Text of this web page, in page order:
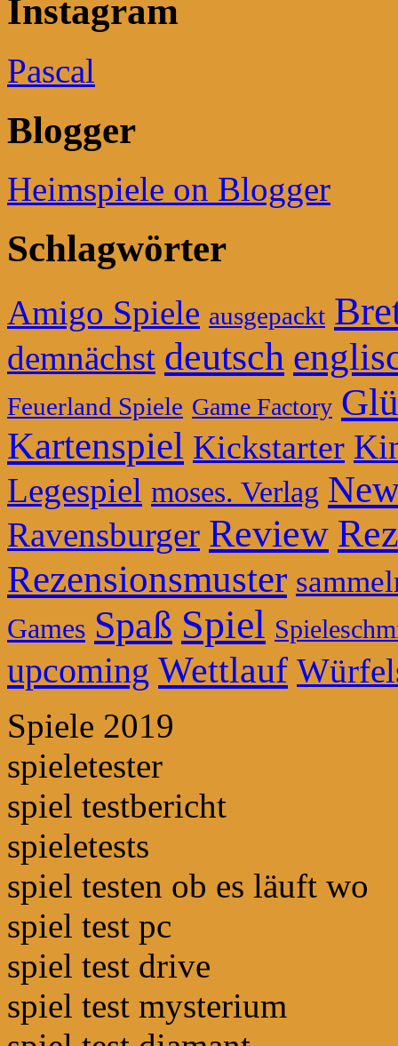
Instagram
Pascal
Blogger
Heimspiele on Blogger
Schlagwörter
Amigo Spiele ausgepackt
demnächst deutsch
Feuerland Spiele Game Factory
Kartenspiel Kickstarter
Legespiel moses. Verlag
Ravensburger Review
Rezensionsmuster
Games Spaß Spiel
upcoming Wettlauf
Spiele 2019
spieletester
spiel testbericht
spieletests
spiel testen ob es läuft wo
spiel test pc
spiel test drive
spiel test mysterium